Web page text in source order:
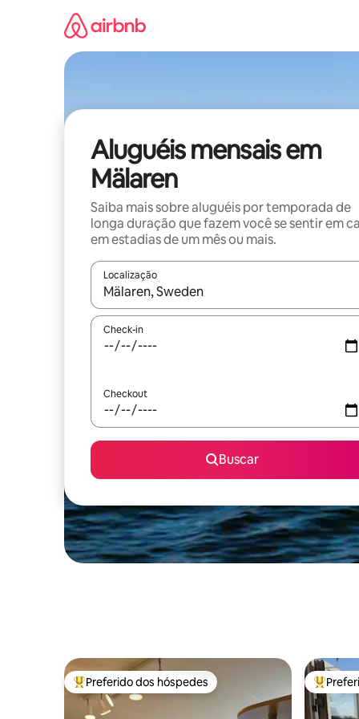
Aluguéis mensais em
Mälaren
Saiba mais sobre aluguéis por temporada de
longa duração que fazem você se sentir em
em estadias de um mês ou mais.
Localização
Quando os resultados estiverem disponíveis,
Check-in
Checkout
Buscar
Entre os melhores preferidos dos hóspedes
Preferido dos hóspedes Entre